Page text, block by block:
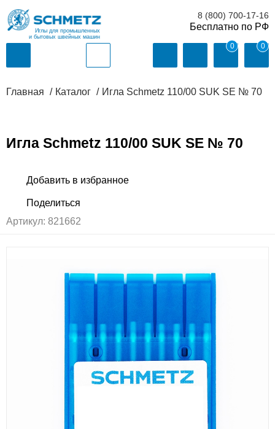
Иглы для промышленных
и бытовых швейных машин
8 (800) 700-17-16
0 0
Главная Каталог Игла Schmetz 110/00 SUK SE № 70
Игла Schmetz 110/00 SUK SE № 70
Артикул: 821662